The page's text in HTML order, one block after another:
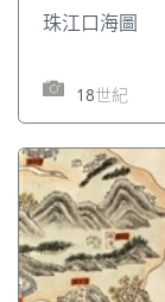
珠江口海圖
18世紀